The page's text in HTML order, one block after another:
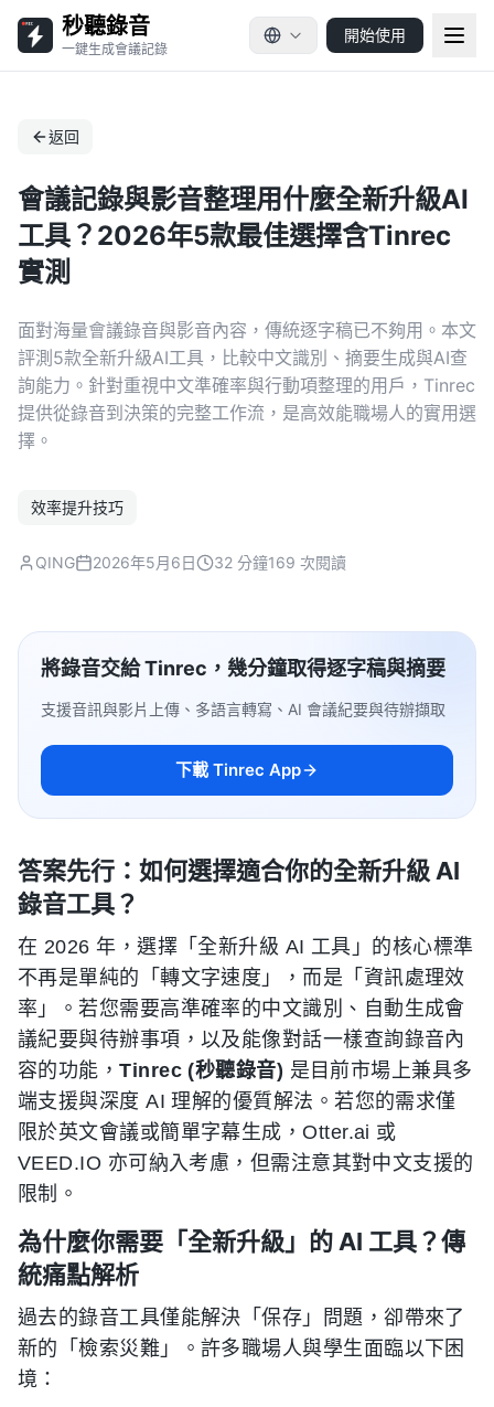
秒聽錄音
一鍵生成會議記錄
開始使用
返回
會議記錄與影音整理用什麼全新升級AI
工具？2026年5款最佳選擇含Tinrec
實測
面對海量會議錄音與影音內容，傳統逐字稿已不夠用。本文
評測5款全新升級AI工具，比較中文識別、摘要生成與AI查
詢能力。針對重視中文準確率與行動項整理的用戶，Tinrec
提供從錄音到決策的完整工作流，是高效能職場人的實用選
擇。
效率提升技巧
QING 2026年5月6日 32 分鐘169 次閱讀
將錄音交給 Tinrec，幾分鐘取得逐字稿與摘要
支援音訊與影片上傳、多語言轉寫、AI 會議紀要與待辦擷取
下載 Tinrec App
答案先行：如何選擇適合你的全新升級 AI
錄音工具？
在 2026 年，選擇「全新升級 AI 工具」的核心標準
不再是單純的「轉文字速度」，而是「資訊處理效
率」。若您需要高準確率的中文識別、自動生成會
議紀要與待辦事項，以及能像對話一樣查詢錄音內
容的功能，Tinrec (秒聽錄音) 是目前市場上兼具多
端支援與深度 AI 理解的優質解法。若您的需求僅
限於英文會議或簡單字幕生成，Otter.ai 或
VEED.IO 亦可納入考慮，但需注意其對中文支援的
限制。
為什麼你需要「全新升級」的 AI 工具？傳
統痛點解析
過去的錄音工具僅能解決「保存」問題，卻帶來了
新的「檢索災難」。許多職場人與學生面臨以下困
境：